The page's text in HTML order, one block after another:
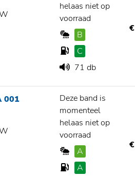
helaas niet op
voorraad
B
C
71 db
001
Deze band is
momenteel
helaas niet op
voorraad
A
A